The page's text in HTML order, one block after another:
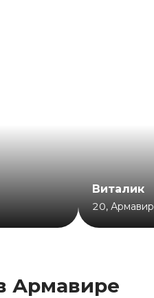
Виталик
20, Армавир
Армавире